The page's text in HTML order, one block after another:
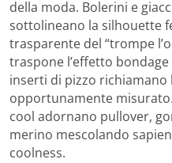
della moda. Bolerini e
sottolineano la silhouette
trasparente del “trompe
traspone l’effetto
inserti di pizzo richiamano
opportunamente
cool adornano pullover,
merino mescolando
coolness.